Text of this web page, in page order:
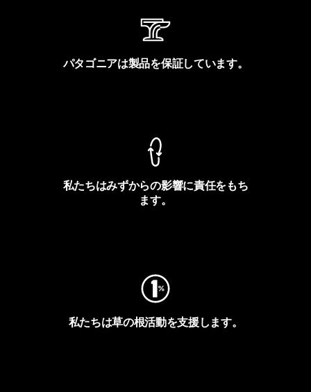
パタゴニアは製品を保証しています。
私たちはみずからの影響に責任をもち
ます。
私たちは草の根活動を支援します。